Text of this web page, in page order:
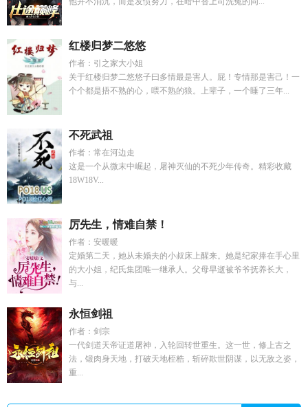
红楼归梦二悠悠
作者：引之家大小姐
关于红楼归梦二悠悠子曰多情最是害人。屁！专情那是害己！一
个个都是捂不熟的心，喂不熟的狼。上辈子，一个睡了三年...
不死武祖
作者：常在河边走
这是一个从微末中崛起，屠神灭仙的不死少年传奇。精彩收藏
18W18V...
厉先生，情难自禁！
作者：安暖暖
定婚第二天，她从未婚夫的小叔床上醒来。她是纪家捧在手心里
的大小姐，纪氏集团唯一继承人。父母早逝被爷爷抚养长大，
与...
永恒剑祖
作者：剑宗
一代剑道天帝证道屠神，入轮回转世重生。这一世，修上古之
法，锻肉身天地，打破天地桎梏，斩碎欺世阴谋，以无敌之姿，
重...